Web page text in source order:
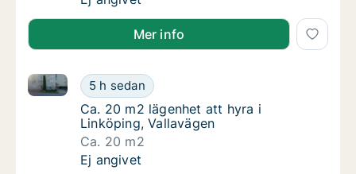
Mer info
Ca. 20 m2 lägenhet att hyra i Linköping,
5 h sedan
Ca. 20 m2 lägenhet att hyra i Linköping, Vallavägen
Ca. 20 m2 lägenhet att hyra i Linköping,
Ca. 20 m2 lägenhet att hyra i
Linköping, Vallavägen
Ca. 20 m2
Ca. 20 m2 lägenhet att hyra i Linköping,
Ej angivet